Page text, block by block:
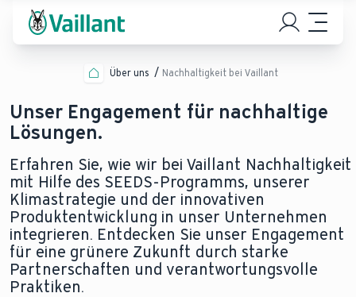
Über uns Nachhaltigkeit bei Vaillant
Unser Engagement für nachhaltige
Lösungen.
Erfahren Sie, wie wir bei Vaillant Nachhaltigkeit
mit Hilfe des SEEDS-Programms, unserer
Klimastrategie und der innovativen
Produktentwicklung in unser Unternehmen
integrieren. Entdecken Sie unser Engagement
für eine grünere Zukunft durch starke
Partnerschaften und verantwortungsvolle
Praktiken.